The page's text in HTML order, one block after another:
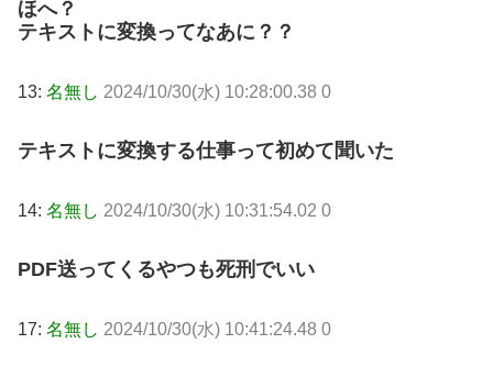
ほへ？
テキストに変換ってなあに？？
13: 名無し 2024/10/30(水) 10:28:00.38 0
テキストに変換する仕事って初めて聞いた
14: 名無し 2024/10/30(水) 10:31:54.02 0
PDF送ってくるやつも死刑でいい
17: 名無し 2024/10/30(水) 10:41:24.48 0